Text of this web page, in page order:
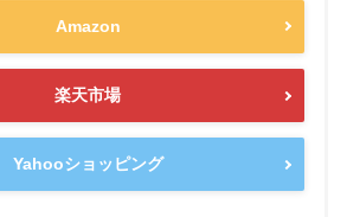
Amazon
楽天市場
Yahooショッピング